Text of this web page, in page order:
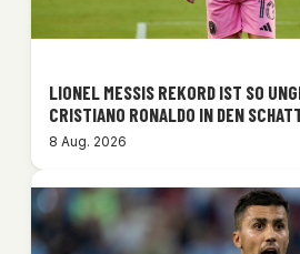
LIONEL MESSIS REKORD IST SO
CRISTIANO RONALDO IN DEN
8 Aug. 2026